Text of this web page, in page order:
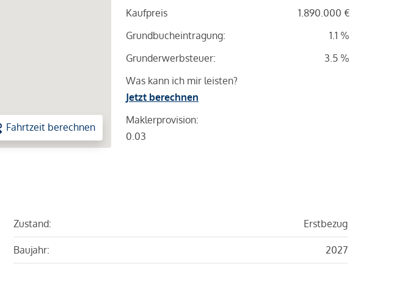
Fahrtzeit berechnen
Kaufpreis
1.890.000 €
Grundbucheintragung:
1.1 %
Grunderwerbsteuer:
3.5 %
Was kann ich mir leisten?
Jetzt berechnen
Maklerprovision:
0.03
Zustand: Erstbezug
Baujahr: 2027